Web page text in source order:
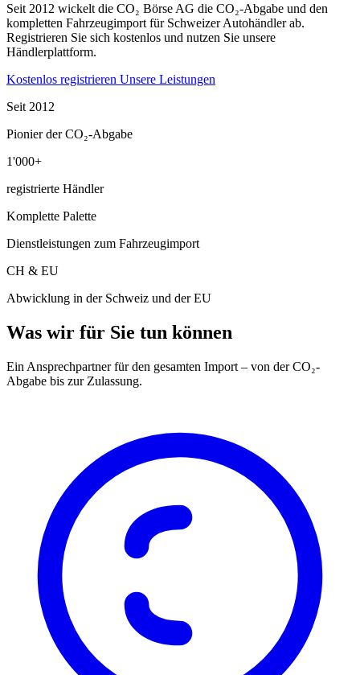
Seit 2012 wickelt die CO₂ Börse AG die CO₂-Abgabe und den
kompletten Fahrzeugimport für Schweizer Autohändler ab.
Registrieren Sie sich kostenlos und nutzen Sie unsere
Händlerplattform.
Kostenlos registrieren Unsere Leistungen
Seit 2012
Pionier der CO₂-Abgabe
1'000+
registrierte Händler
Komplette Palette
Dienstleistungen zum Fahrzeugimport
CH & EU
Abwicklung in der Schweiz und der EU
Was wir für Sie tun können
Ein Ansprechpartner für den gesamten Import – von der CO₂-
Abgabe bis zur Zulassung.